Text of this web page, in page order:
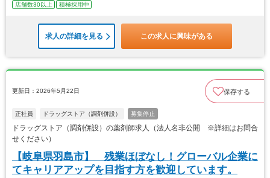
店舗数30以上
積極採用中
求人の詳細を見る この求人に興味がある
更新日：2026年5月22日 保存する
正社員 ドラッグストア（調剤併設） 募集停止
ドラッグストア（調剤併設）の薬剤師求人（法人名非公開 ※詳細はお問合
せください）
【岐阜県羽島市】 残業ほぼなし！グローバル企業に
てキャリアアップを目指す方を歓迎しています。